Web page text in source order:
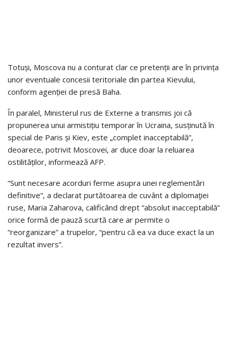
Totuși, Moscova nu a conturat clar ce pretenții are în privința
unor eventuale concesii teritoriale din partea Kievului,
conform agenției de presă Baha.
În paralel, Ministerul rus de Externe a transmis joi că
propunerea unui armistițiu temporar în Ucraina, susținută în
special de Paris și Kiev, este „complet inacceptabilă”,
deoarece, potrivit Moscovei, ar duce doar la reluarea
ostilităților, informează AFP.
“Sunt necesare acorduri ferme asupra unei reglementări
definitive”, a declarat purtătoarea de cuvânt a diplomaţiei
ruse, Maria Zaharova, calificând drept “absolut inacceptabilă”
orice formă de pauză scurtă care ar permite o
“reorganizare” a trupelor, “pentru că ea va duce exact la un
rezultat invers”.